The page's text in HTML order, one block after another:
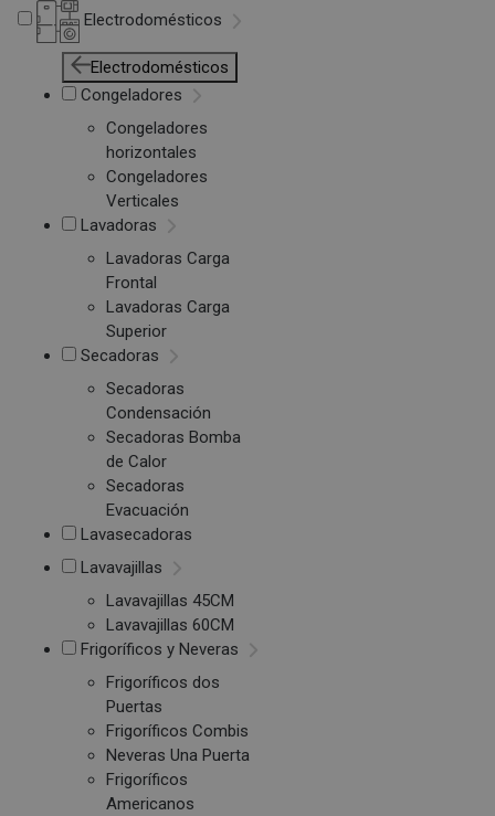
Electrodomésticos
Electrodomésticos
Congeladores
Congeladores
horizontales
Congeladores
Verticales
Lavadoras
Lavadoras Carga
Frontal
Lavadoras Carga
Superior
Secadoras
Secadoras
Condensación
Secadoras Bomba
de Calor
Secadoras
Evacuación
Lavasecadoras
Lavavajillas
Lavavajillas 45CM
Lavavajillas 60CM
Frigoríficos y Neveras
Frigoríficos dos
Puertas
Frigoríficos Combis
Neveras Una Puerta
Frigoríficos
Americanos